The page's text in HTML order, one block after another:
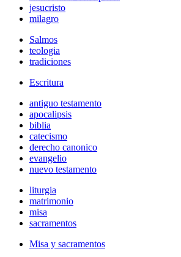
jesucristo
milagro
Salmos
teologia
tradiciones
Escritura
antiguo testamento
apocalipsis
biblia
catecismo
derecho canonico
evangelio
nuevo testamento
liturgia
matrimonio
misa
sacramentos
Misa y sacramentos